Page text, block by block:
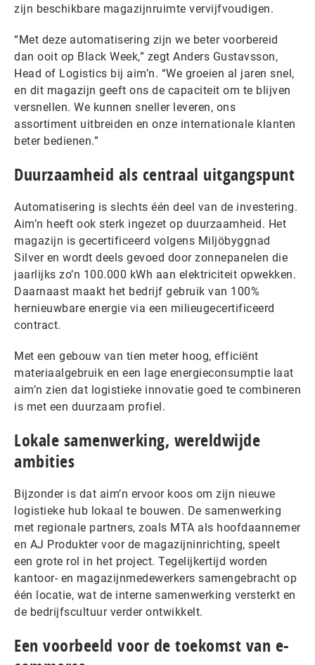
zijn beschikbare magazijnruimte vervijfvoudigen.
“Met deze automatisering zijn we beter voorbereid
dan ooit op Black Week,” zegt Anders Gustavsson,
Head of Logistics bij aim’n. “We groeien al jaren snel,
en dit magazijn geeft ons de capaciteit om te blijven
versnellen. We kunnen sneller leveren, ons
assortiment uitbreiden en onze internationale klanten
beter bedienen.”
Duurzaamheid als centraal uitgangspunt
Automatisering is slechts één deel van de investering.
Aim’n heeft ook sterk ingezet op duurzaamheid. Het
magazijn is gecertificeerd volgens Miljöbyggnad
Silver en wordt deels gevoed door zonnepanelen die
jaarlijks zo’n 100.000 kWh aan elektriciteit opwekken.
Daarnaast maakt het bedrijf gebruik van 100%
hernieuwbare energie via een milieugecertificeerd
contract.
Met een gebouw van tien meter hoog, efficiënt
materiaalgebruik en een lage energieconsumptie laat
aim’n zien dat logistieke innovatie goed te combineren
is met een duurzaam profiel.
Lokale samenwerking, wereldwijde
ambities
Bijzonder is dat aim’n ervoor koos om zijn nieuwe
logistieke hub lokaal te bouwen. De samenwerking
met regionale partners, zoals MTA als hoofdaannemer
en AJ Produkter voor de magazijninrichting, speelt
een grote rol in het project. Tegelijkertijd worden
kantoor- en magazijnmedewerkers samengebracht op
één locatie, wat de interne samenwerking versterkt en
de bedrijfscultuur verder ontwikkelt.
Een voorbeeld voor de toekomst van e-